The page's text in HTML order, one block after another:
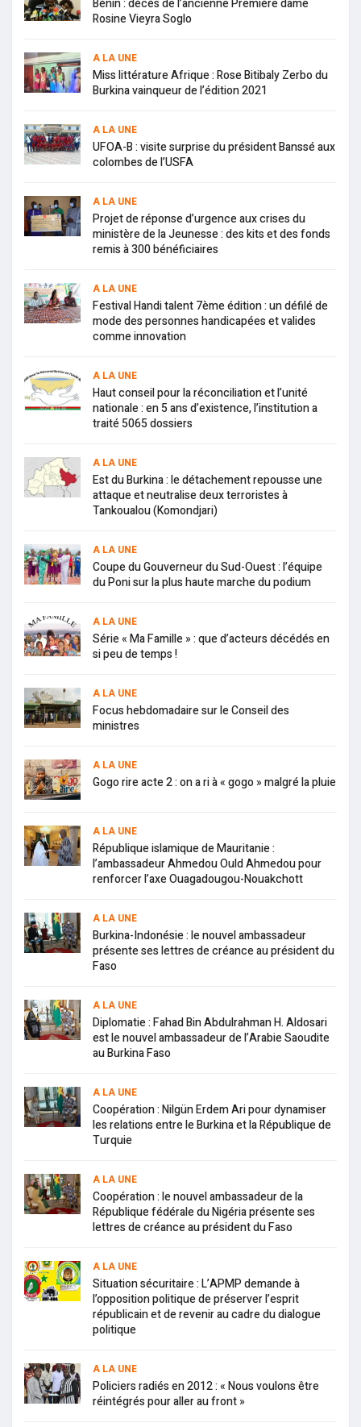
Bénin : décès de l’ancienne Première dame
Rosine Vieyra Soglo
A LA UNE
Miss littérature Afrique : Rose Bitibaly Zerbo du
Burkina vainqueur de l’édition 2021
A LA UNE
UFOA-B : visite surprise du président Banssé aux
colombes de l’USFA
A LA UNE
Projet de réponse d’urgence aux crises du
ministère de la Jeunesse : des kits et des fonds
remis à 300 bénéficiaires
A LA UNE
Festival Handi talent 7ème édition : un défilé de
mode des personnes handicapées et valides
comme innovation
A LA UNE
Haut conseil pour la réconciliation et l’unité
nationale : en 5 ans d’existence, l’institution a
traité 5065 dossiers
A LA UNE
Est du Burkina : le détachement repousse une
attaque et neutralise deux terroristes à
Tankoualou (Komondjari)
A LA UNE
Coupe du Gouverneur du Sud-Ouest : l’équipe
du Poni sur la plus haute marche du podium
A LA UNE
Série « Ma Famille » : que d’acteurs décédés en
si peu de temps !
A LA UNE
Focus hebdomadaire sur le Conseil des
ministres
A LA UNE
Gogo rire acte 2 : on a ri à « gogo » malgré la pluie
A LA UNE
République islamique de Mauritanie :
l’ambassadeur Ahmedou Ould Ahmedou pour
renforcer l’axe Ouagadougou-Nouakchott
A LA UNE
Burkina-Indonésie : le nouvel ambassadeur
présente ses lettres de créance au président du
Faso
A LA UNE
Diplomatie : Fahad Bin Abdulrahman H. Aldosari
est le nouvel ambassadeur de l’Arabie Saoudite
au Burkina Faso
A LA UNE
Coopération : Nilgün Erdem Ari pour dynamiser
les relations entre le Burkina et la République de
Turquie
A LA UNE
Coopération : le nouvel ambassadeur de la
République fédérale du Nigéria présente ses
lettres de créance au président du Faso
A LA UNE
Situation sécuritaire : L’APMP demande à
l’opposition politique de préserver l’esprit
républicain et de revenir au cadre du dialogue
politique
A LA UNE
Policiers radiés en 2012 : « Nous voulons être
réintégrés pour aller au front »